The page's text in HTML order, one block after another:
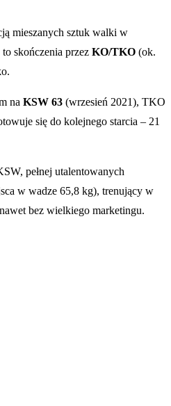
mieszanych sztuk walki w
to skończenia przez KO/TKO (ok.
na KSW 63 (wrzesień 2021), TKO
się do kolejnego starcia – 21
pełnej utalentowanych
w wadze 65,8 kg), trenujący w
bez wielkiego marketingu.